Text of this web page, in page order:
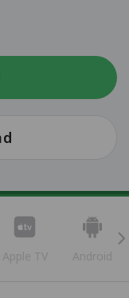
Apple TV Android